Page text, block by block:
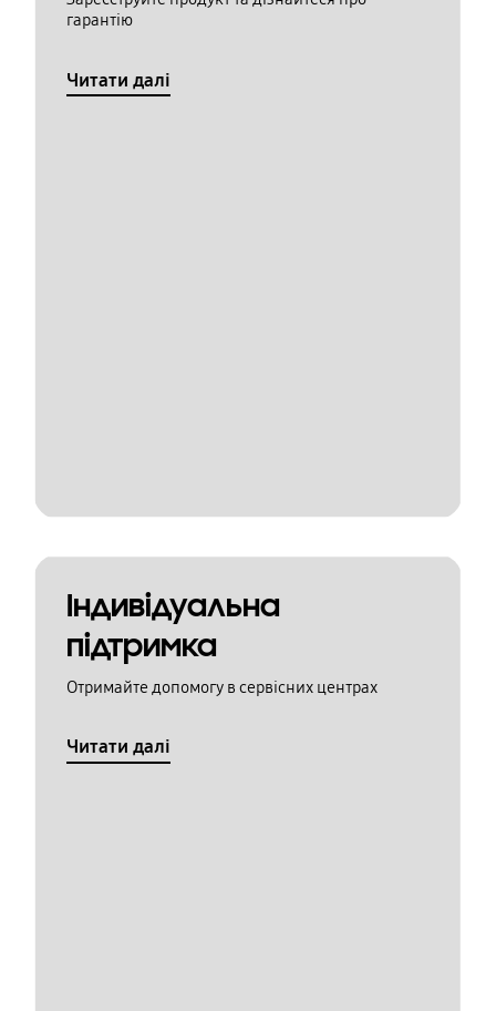
гарантію
Читати далі
Індивідуальна
підтримка
Отримайте допомогу в сервісних центрах
Читати далі